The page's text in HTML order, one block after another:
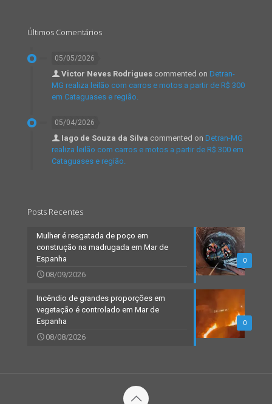
Últimos Comentários
05/05/2026
Victor Neves Rodrigues commented on Detran-
MG realiza leilão com carros e motos a partir de R$ 300
em Cataguases e região.
05/04/2026
Iago de Souza da Silva commented on Detran-MG
realiza leilão com carros e motos a partir de R$ 300 em
Cataguases e região.
Posts Recentes
0
Mulher é resgatada de poço em
construção na madrugada em Mar de
Espanha
08/09/2026
0
Incêndio de grandes proporções em
vegetação é controlado em Mar de
Espanha
08/08/2026